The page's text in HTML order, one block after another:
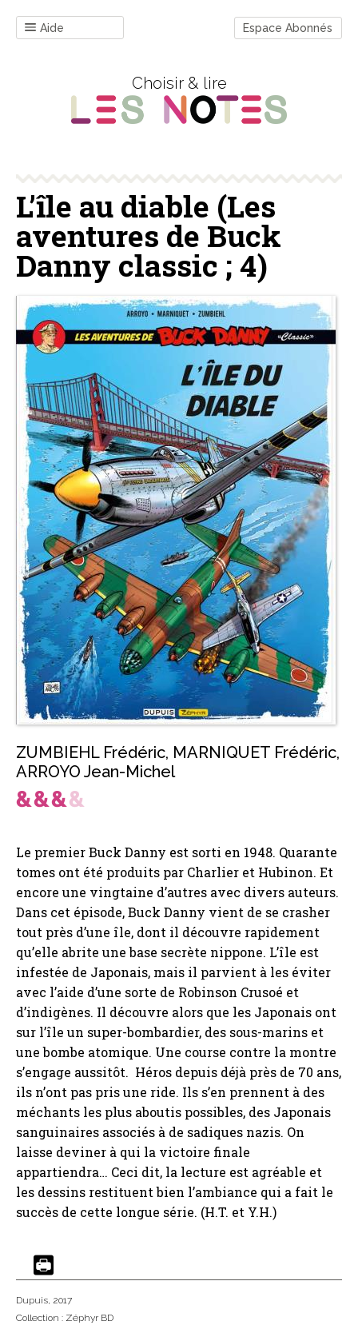
Aide Espace Abonnés
Choisir & lire
L’île au diable (Les
aventures de Buck
Danny classic ; 4)
ZUMBIEHL Frédéric, MARNIQUET Frédéric,
ARROYO Jean-Michel
Le premier Buck Danny est sorti en 1948. Quarante
tomes ont été produits par Charlier et Hubinon. Et
encore une vingtaine d’autres avec divers auteurs.
Dans cet épisode, Buck Danny vient de se crasher
tout près d’une île, dont il découvre rapidement
qu’elle abrite une base secrète nippone. L’île est
infestée de Japonais, mais il parvient à les éviter
avec l’aide d’une sorte de Robinson Crusoé et
d’indigènes. Il découvre alors que les Japonais ont
sur l’île un super-bombardier, des sous-marins et
une bombe atomique. Une course contre la montre
s’engage aussitôt. Héros depuis déjà près de 70 ans,
ils n’ont pas pris une ride. Ils s’en prennent à des
méchants les plus aboutis possibles, des Japonais
sanguinaires associés à de sadiques nazis. On
laisse deviner à qui la victoire finale
appartiendra… Ceci dit, la lecture est agréable et
les dessins restituent bien l’ambiance qui a fait le
succès de cette longue série. (H.T. et Y.H.)
Dupuis, 2017
Collection : Zéphyr BD